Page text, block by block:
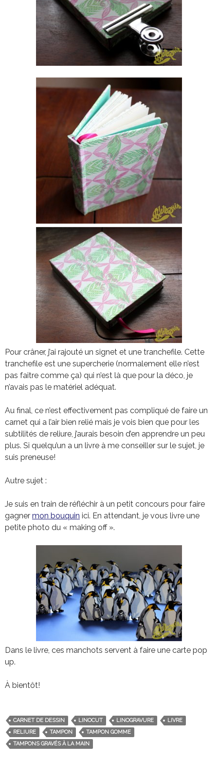
Pour crâner, j’ai rajouté un signet et une tranchefile. Cette
tranchefile est une supercherie (normalement elle n’est
pas faitre comme ça) qui n’est là que pour la déco, je
n’avais pas le matériel adéquat.
Au final, ce n’est effectivement pas compliqué de faire un
carnet qui a l’air bien relié mais je vois bien que pour les
subtilités de reliure, j’aurais besoin d’en apprendre un peu
plus. Si quelqu’un a un livre à me conseiller sur le sujet, je
suis preneuse!
Autre sujet :
Je suis en train de réfléchir à un petit concours pour faire
gagner mon bouquin ici. En attendant, je vous livre une
petite photo du « making off ».
Dans le livre, ces manchots servent à faire une carte pop
up.
À bientôt!
CARNET DE DESSIN LINOCUT LINOGRAVURE
LIVRE
RELIURE
TAMPON
TAMPON GOMME
TAMPONS GRAVÉS À LA MAIN